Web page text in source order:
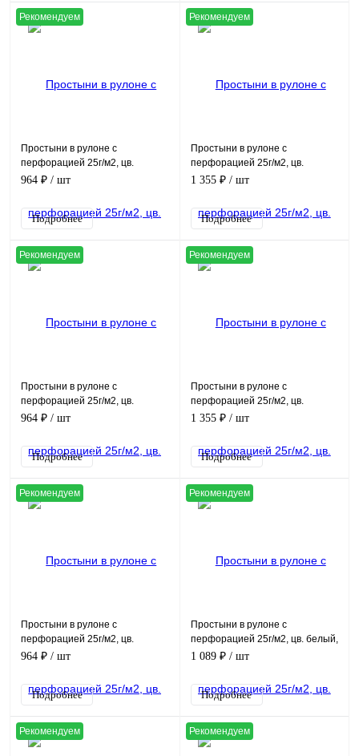
Рекомендуем
Простыни в рулоне с
перфорацией 25г/м2, цв.
розовый, (70х80см, в рулоне
964 ₽ / шт
Подробнее
Рекомендуем
Простыни в рулоне с
перфорацией 25г/м2, цв.
зеленый, (80х200см, в рулоне
1 355 ₽ / шт
Подробнее
Рекомендуем
Простыни в рулоне с
перфорацией 25г/м2, цв.
зеленый, (70х80см, в рулоне
964 ₽ / шт
Подробнее
Рекомендуем
Простыни в рулоне с
перфорацией 25г/м2, цв.
желтый, (80х200см, в рулоне
1 355 ₽ / шт
Подробнее
Рекомендуем
Простыни в рулоне с
перфорацией 25г/м2, цв.
желтый, (70х80см, в рулоне
964 ₽ / шт
Подробнее
Рекомендуем
Простыни в рулоне с
перфорацией 25г/м2, цв. белый,
(80х200см, в рулоне 100шт)
1 089 ₽ / шт
Подробнее
Рекомендуем Рекомендуем